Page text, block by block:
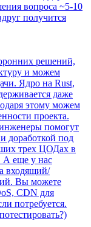
вопроса ~5-10
получится
решений,
и можем
Ядро на Rust,
даже
этому можем
проекта.
помогут
доработкой под
трех ЦОДах в
А еще у нас
входящий/
Вы можете
CDN для
потребуется.